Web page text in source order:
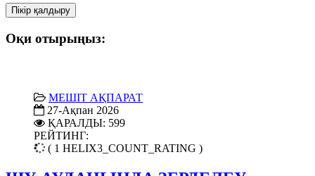
Пікір қалдыру
Оқи отырыңыз:
МЕШІТ АҚПАРАТ
27-Ақпан 2026
ҚАРАЛДЫ: 599
РЕЙТИНГ:
( 1 HELIX3_COUNT_RATING )